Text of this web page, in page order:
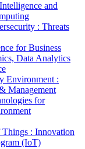
and
: Threats
for Business
Data Analytics
Environment :
Management
for
: Innovation
(IoT)